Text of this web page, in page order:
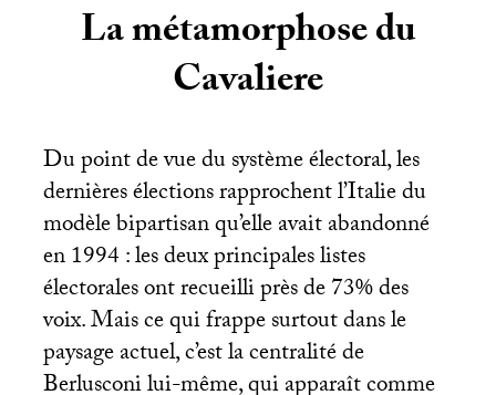
La métamorphose du
Cavaliere
Du point de vue du système électoral, les
dernières élections rapprochent l’Italie du
modèle bipartisan qu’elle avait abandonné
en 1994 : les deux principales listes
électorales ont recueilli près de 73% des
voix. Mais ce qui frappe surtout dans le
paysage actuel, c’est la centralité de